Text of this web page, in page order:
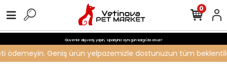
Güvenle alışveriş yapın, siparişiniz aynı gün kargo'da olsun!
ödemeyin. Geniş ürün yelpazemizle dostunuzun tüm
0